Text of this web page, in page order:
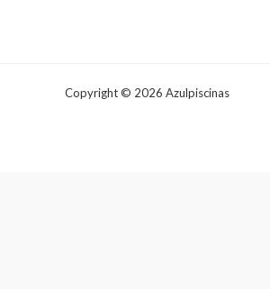
Copyright © 2026 Azulpiscinas